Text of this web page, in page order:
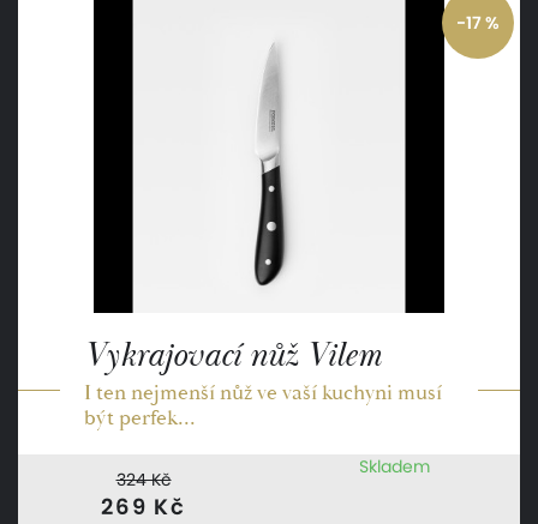
-17 %
Vykrajovací nůž Vilem
I ten nejmenší nůž ve vaší kuchyni musí
být perfek...
324 Kč
269 Kč
Skladem